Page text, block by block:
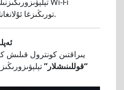
تورىڭىزغا ئۇلانغانلىقىنى جەزىملەشتۈرۈڭ.
يىراقتىن كونترول قىلىش
“قوللىنىشلار”